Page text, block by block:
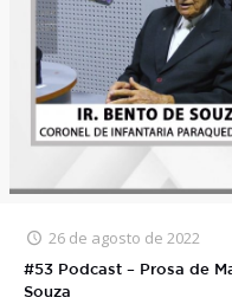
26 de agosto de 2022
#53 Podcast – Prosa de
Souza